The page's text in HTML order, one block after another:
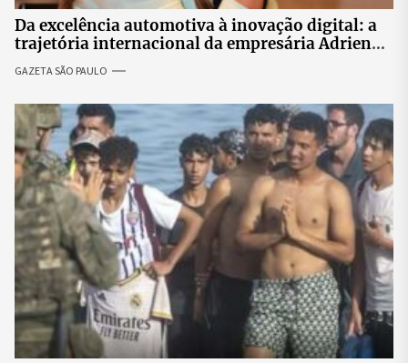
Da excelência automotiva à inovação digital: a
trajetória internacional da empresária Adriene
GAZETA SÃO PAULO